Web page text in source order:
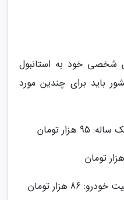
شخصی خود به استانبول
باید برای چندین مورد